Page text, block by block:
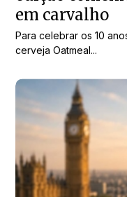
em carvalho
Para celebrar os 10
cerveja Oatmeal...